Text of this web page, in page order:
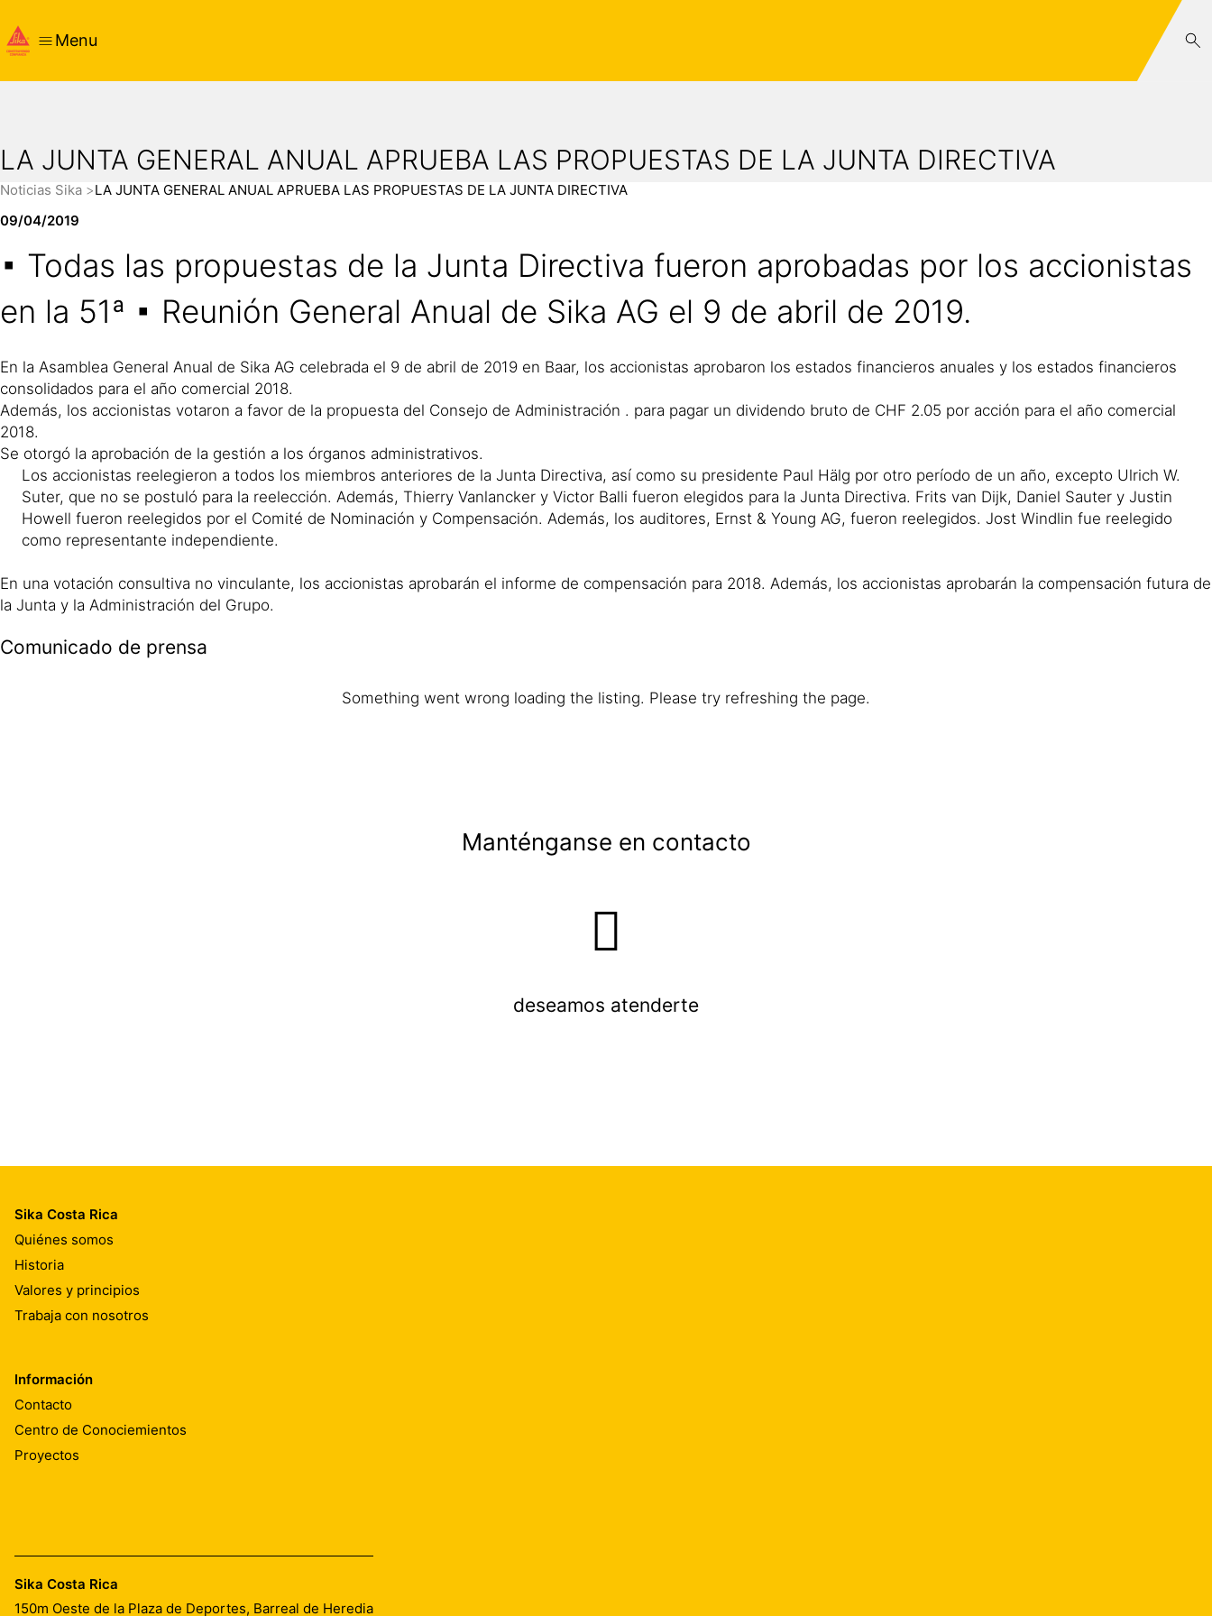
Menu
LA JUNTA GENERAL ANUAL APRUEBA LAS PROPUESTAS DE LA JUNTA DIRECTIVA
Noticias Sika
LA JUNTA GENERAL ANUAL APRUEBA LAS PROPUESTAS DE LA JUNTA DIRECTIVA
09/04/2019
▪ Todas las propuestas de la Junta Directiva fueron aprobadas por los accionistas
en la 51ª ▪ Reunión General Anual de Sika AG el 9 de abril de 2019.
En la Asamblea General Anual de Sika AG celebrada el 9 de abril de 2019 en Baar, los accionistas aprobaron los estados financieros anuales y los estados financieros
consolidados para el año comercial 2018.
Además, los accionistas votaron a favor de la propuesta del Consejo de Administración . para pagar un dividendo bruto de CHF 2.05 por acción para el año comercial
2018.
Se otorgó la aprobación de la gestión a los órganos administrativos.
Los accionistas reelegieron a todos los miembros anteriores de la Junta Directiva, así como su presidente Paul Hälg por otro período de un año, excepto Ulrich W.
Suter, que no se postuló para la reelección. Además, Thierry Vanlancker y Victor Balli fueron elegidos para la Junta Directiva. Frits van Dijk, Daniel Sauter y Justin
Howell fueron reelegidos por el Comité de Nominación y Compensación. Además, los auditores, Ernst & Young AG, fueron reelegidos. Jost Windlin fue reelegido
como representante independiente.
En una votación consultiva no vinculante, los accionistas aprobarán el informe de compensación para 2018. Además, los accionistas aprobarán la compensación futura de
la Junta y la Administración del Grupo.
Comunicado de prensa
Something went wrong loading the listing. Please try refreshing the page.
Manténganse en contacto
deseamos atenderte
Sika Costa Rica
Quiénes somos
Historia
Valores y principios
Trabaja con nosotros
Información
Contacto
Centro de Conociemientos
Proyectos
Sika Costa Rica
150m Oeste de la Plaza de Deportes, Barreal de Heredia